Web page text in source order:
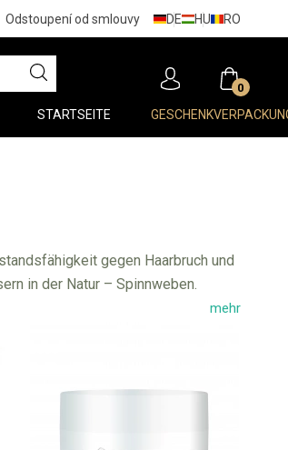
Odstoupení od smlouvy DE HU RO
0
STARTSEITE
gegen Haarbruch und
in der Natur – Spinnweben.
mehr